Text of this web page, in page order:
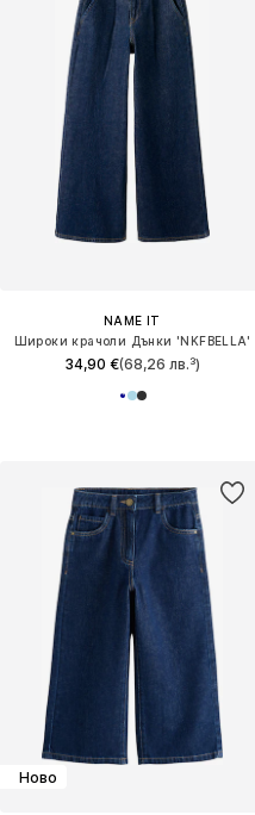
NAME IT
Широки крачоли Дънки 'NKFBELLA'
34,90 €(68,26 лв.³)
Ново